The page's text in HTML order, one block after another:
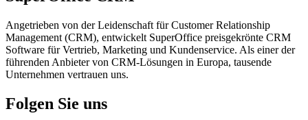
Angetrieben von der Leidenschaft für Customer Relationship
Management (CRM), entwickelt SuperOffice preisgekrönte CRM
Software für Vertrieb, Marketing und Kundenservice. Als einer der
führenden Anbieter von CRM-Lösungen in Europa, tausende
Unternehmen vertrauen uns.
Folgen Sie uns